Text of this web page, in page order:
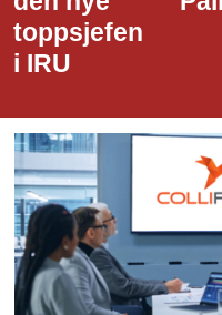
toppsjefen
i IRU